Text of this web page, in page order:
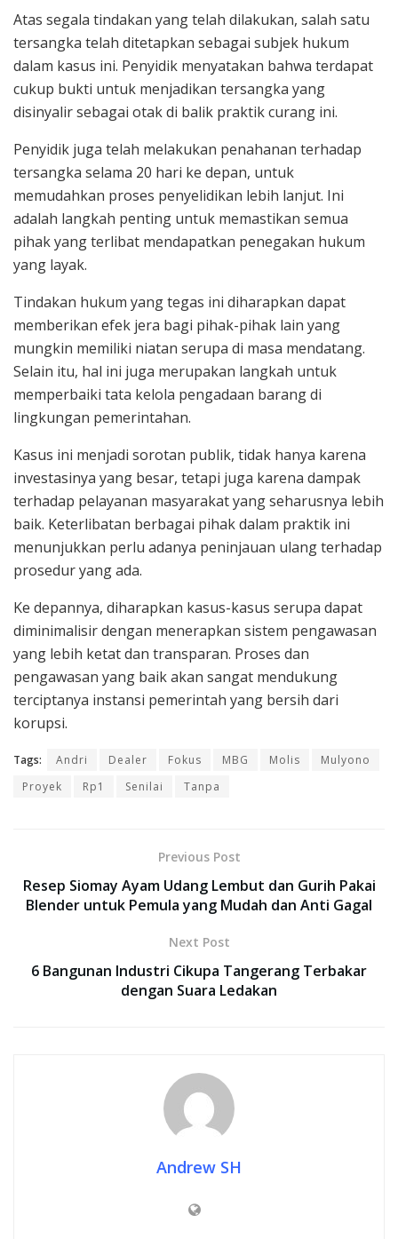
Atas segala tindakan yang telah dilakukan, salah satu
tersangka telah ditetapkan sebagai subjek hukum
dalam kasus ini. Penyidik menyatakan bahwa terdapat
cukup bukti untuk menjadikan tersangka yang
disinyalir sebagai otak di balik praktik curang ini.
Penyidik juga telah melakukan penahanan terhadap
tersangka selama 20 hari ke depan, untuk
memudahkan proses penyelidikan lebih lanjut. Ini
adalah langkah penting untuk memastikan semua
pihak yang terlibat mendapatkan penegakan hukum
yang layak.
Tindakan hukum yang tegas ini diharapkan dapat
memberikan efek jera bagi pihak-pihak lain yang
mungkin memiliki niatan serupa di masa mendatang.
Selain itu, hal ini juga merupakan langkah untuk
memperbaiki tata kelola pengadaan barang di
lingkungan pemerintahan.
Kasus ini menjadi sorotan publik, tidak hanya karena
investasinya yang besar, tetapi juga karena dampak
terhadap pelayanan masyarakat yang seharusnya lebih
baik. Keterlibatan berbagai pihak dalam praktik ini
menunjukkan perlu adanya peninjauan ulang terhadap
prosedur yang ada.
Ke depannya, diharapkan kasus-kasus serupa dapat
diminimalisir dengan menerapkan sistem pengawasan
yang lebih ketat dan transparan. Proses dan
pengawasan yang baik akan sangat mendukung
terciptanya instansi pemerintah yang bersih dari
korupsi.
Tags: Andri Dealer Fokus MBG Molis
Mulyono
Proyek
Rp1 Senilai Tanpa
Previous Post
Resep Siomay Ayam Udang Lembut dan Gurih Pakai
Blender untuk Pemula yang Mudah dan Anti Gagal
Next Post
6 Bangunan Industri Cikupa Tangerang Terbakar
dengan Suara Ledakan
Andrew SH